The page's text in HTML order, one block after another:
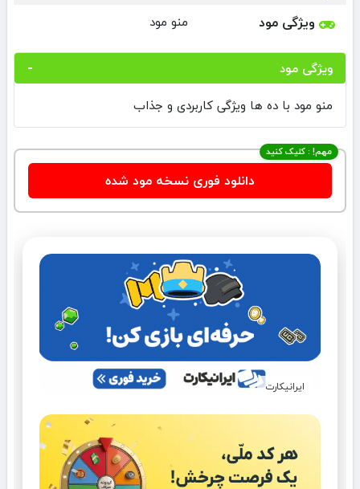
ویژگی مود منو مود
ویژگی مود
منو مود با ده ها ویژگی کاربردی و جذاب
مهم! : کلیک کنید
دانلود فوری نسخه مود شده
ایرانیکارت